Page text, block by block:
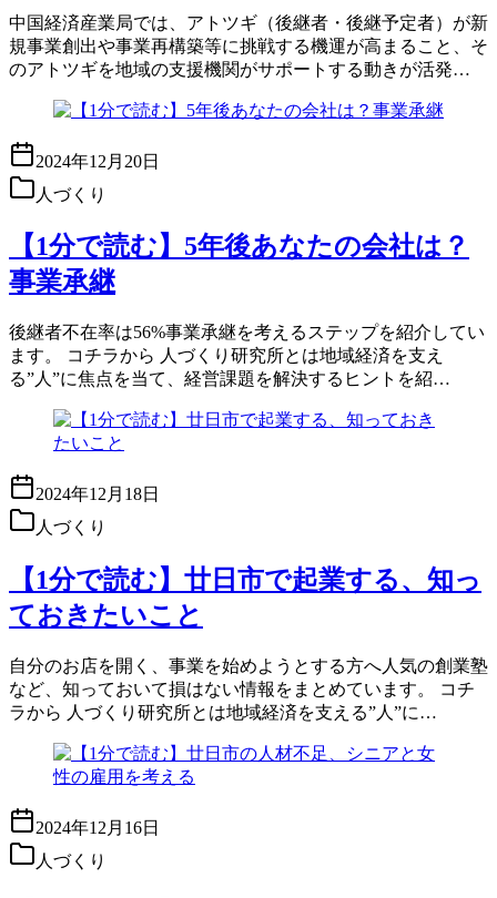
中国経済産業局では、アトツギ（後継者・後継予定者）が新
規事業創出や事業再構築等に挑戦する機運が高まること、そ
のアトツギを地域の支援機関がサポートする動きが活発…
2024年12月20日
人づくり
【1分で読む】5年後あなたの会社は？
事業承継
後継者不在率は56%事業承継を考えるステップを紹介してい
ます。 コチラから 人づくり研究所とは地域経済を支え
る”人”に焦点を当て、経営課題を解決するヒントを紹…
2024年12月18日
人づくり
【1分で読む】廿日市で起業する、知っ
ておきたいこと
自分のお店を開く、事業を始めようとする方へ人気の創業塾
など、知っておいて損はない情報をまとめています。 コチ
ラから 人づくり研究所とは地域経済を支える”人”に…
2024年12月16日
人づくり